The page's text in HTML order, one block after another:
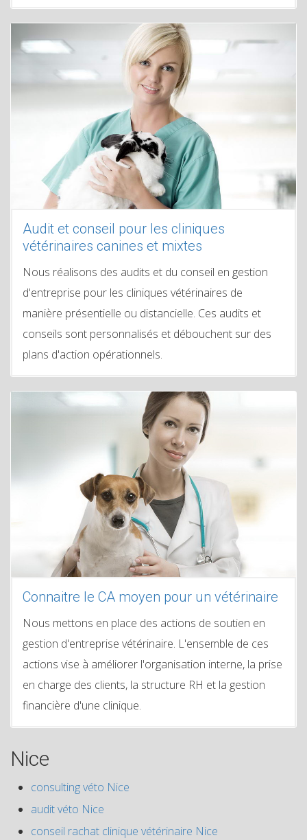
Audit et conseil pour les cliniques
vétérinaires canines et mixtes
Nous réalisons des audits et du conseil en gestion
d'entreprise pour les cliniques vétérinaires de
manière présentielle ou distancielle. Ces audits et
conseils sont personnalisés et débouchent sur des
plans d'action opérationnels.
Connaitre le CA moyen pour un vétérinaire
Nous mettons en place des actions de soutien en
gestion d'entreprise vétérinaire. L'ensemble de ces
actions vise à améliorer l'organisation interne, la prise
en charge des clients, la structure RH et la gestion
financière d'une clinique.
Nice
consulting véto Nice
audit véto Nice
conseil rachat clinique vétérinaire Nice